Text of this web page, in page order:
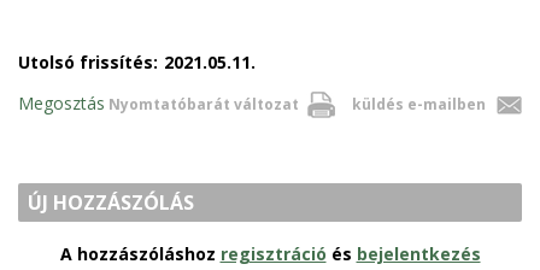
Utolsó frissítés: 2021.05.11.
Nyomtatóbarát változat küldés e-mailben
Megosztás
ÚJ HOZZÁSZÓLÁS
A hozzászóláshoz regisztráció és bejelentkezés